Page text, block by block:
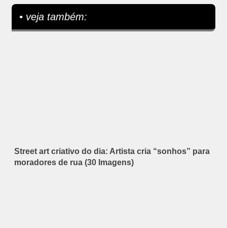
• veja também:
Street art criativo do dia: Artista cria “sonhos” para
moradores de rua (30 Imagens)